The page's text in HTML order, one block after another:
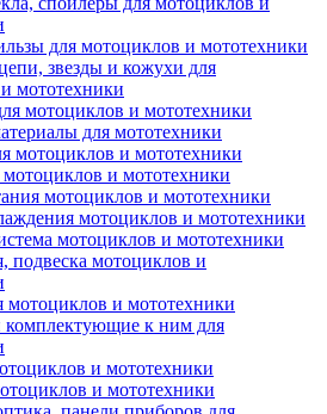
для мотоциклов и мототехники
звезды и кожухи для
мототехники
мотоциклов и мототехники
для мототехники
мотоциклов и мототехники
и мототехники
мотоциклов и мототехники
мотоциклов и мототехники
мотоциклов и мототехники
подвеска мотоциклов и
мотоциклов и мототехники
к ним для
и мототехники
и мототехники